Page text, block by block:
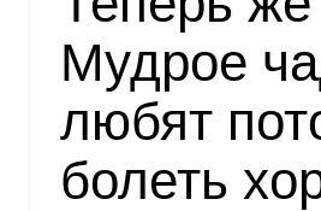
Мудрое
любят
болеть